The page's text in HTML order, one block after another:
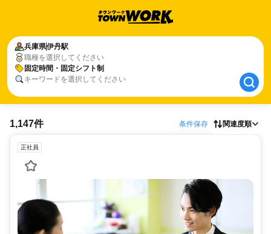
兵庫県伊丹駅
職種を選択してください
固定時間・固定シフト制
キーワードを選択してください
兵庫県伊丹駅
固定時間・固定シフト制
1,147件 条件保存 関連度順
正社員